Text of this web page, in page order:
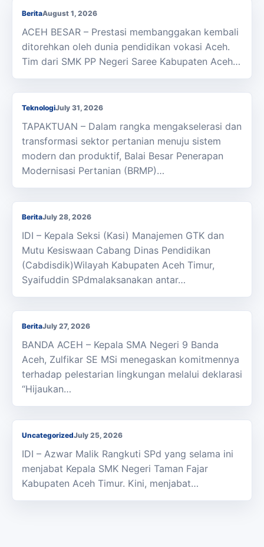
BeritaAugust 1, 2026
ACEH BESAR – Prestasi membanggakan kembali
ditorehkan oleh dunia pendidikan vokasi Aceh.
Tim dari SMK PP Negeri Saree Kabupaten Aceh…
BRMP Aceh Perkenalkan Sistem Tanam Padi
Teknologi Modern PM AAS Di Aceh Selatan
TeknologiJuly 31, 2026
TAPAKTUAN – Dalam rangka mengakselerasi dan
transformasi sektor pertanian menuju sistem
modern dan produktif, Balai Besar Penerapan
Modernisasi Pertanian (BRMP)…
Kasi Cabdisdik Kabupaten Aceh Timur Antar
Tugas Kepala SMKN 1 Julok
BeritaJuly 28, 2026
IDI – Kepala Seksi (Kasi) Manajemen GTK dan
Mutu Kesiswaan Cabang Dinas Pendidikan
(Cabdisdik)Wilayah Kabupaten Aceh Timur,
Syaifuddin SPdmalaksanakan antar…
Kepala SMAN 9 Banda Aceh Deklarasi Hijaukan
Sekolah dan Lestarikan Lingkungan
BeritaJuly 27, 2026
BANDA ACEH – Kepala SMA Negeri 9 Banda
Aceh, Zulfikar SE MSi menegaskan komitmennya
terhadap pelestarian lingkungan melalui deklarasi
“Hijaukan…
Mantan Kepala SMAN Taman Fajar Nakhodai
SMKN 1 Idi
UncategorizedJuly 25, 2026
IDI – Azwar Malik Rangkuti SPd yang selama ini
menjabat Kepala SMK Negeri Taman Fajar
Kabupaten Aceh Timur. Kini, menjabat…